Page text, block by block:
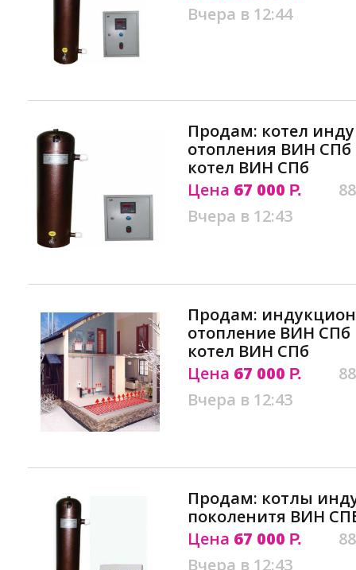
Вчера в 12:44
Продам: котел
отопления ВИН
котел ВИН СПб
Цена 67 000 Р.
Вчера в 12:43
Продам:
отопление ВИН
котел ВИН СПб
Цена 67 000 Р.
Вчера в 12:43
Продам: котлы
поколенитя ВИН
Цена 67 000 Р.
Вчера в 12:43